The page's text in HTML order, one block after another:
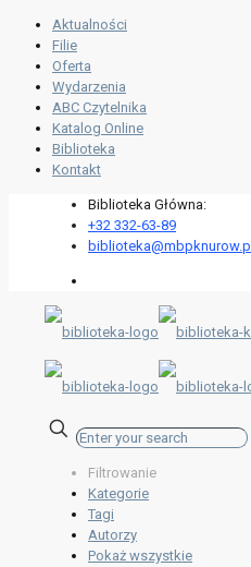
Aktualności
Filie
Oferta
Wydarzenia
ABC Czytelnika
Katalog Online
Biblioteka
Kontakt
Biblioteka Główna:
+32 332-63-89
biblioteka@mbpknurow.pl
Filtrowanie
Kategorie
Tagi
Autorzy
Pokaż wszystkie